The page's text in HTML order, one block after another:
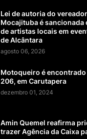
Lei de autoria do
Mocajituba é sancionada
de artistas locais em
de Alcântara
agosto 06, 2026
Motoqueiro é
206, em Carutapera
dezembro 01, 2024
Amin Quemel reafirma
trazer Agência da Caixa